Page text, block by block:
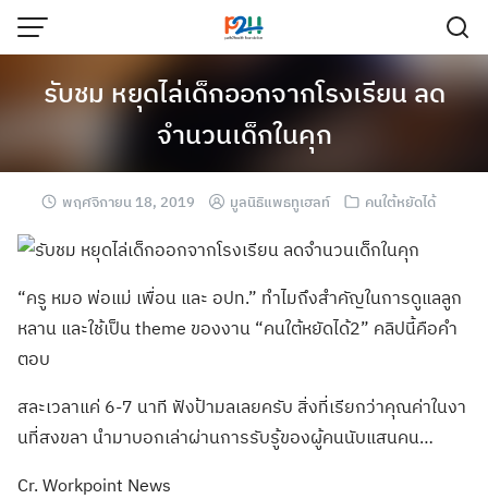
รับชม หยุดไล่เด็กออกจากโรงเรียน ลด
จำนวนเด็กในคุก
พฤศจิกายน 18, 2019 มูลนิธิแพธทูเฮลท์ คนใต้หยัดได้
“ครู หมอ พ่อแม่ เพื่อน และ อปท.” ทำไมถึงสำคัญในการดูแลลูก
หลาน และใช้เป็น theme ของงาน “คนใต้หยัดได้2” คลิปนี้คือคำ
ตอบ
สละเวลาแค่ 6-7 นาที ฟังป้ามลเลยครับ สิ่งที่เรียกว่าคุณค่าในงา
นที่สงขลา นำมาบอกเล่าผ่านการรับรู้ของผู้คนนับแสนคน…
Cr. Workpoint News